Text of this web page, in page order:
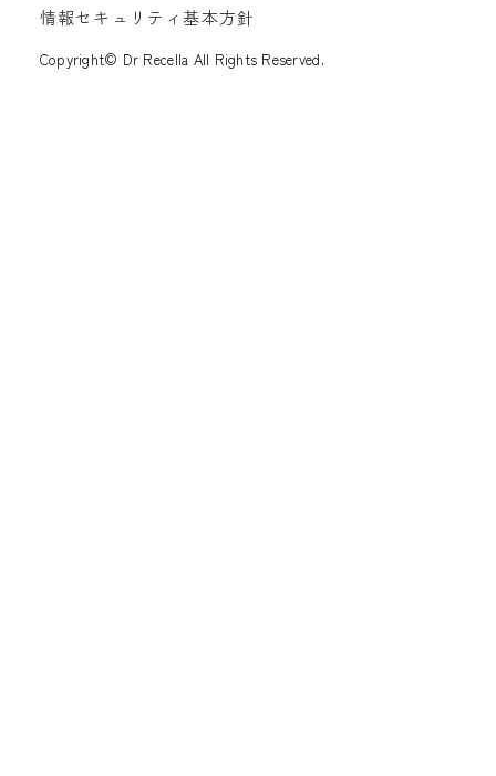
情報セキュリティ基本方針
Copyright© Dr Recella All Rights Reserved.